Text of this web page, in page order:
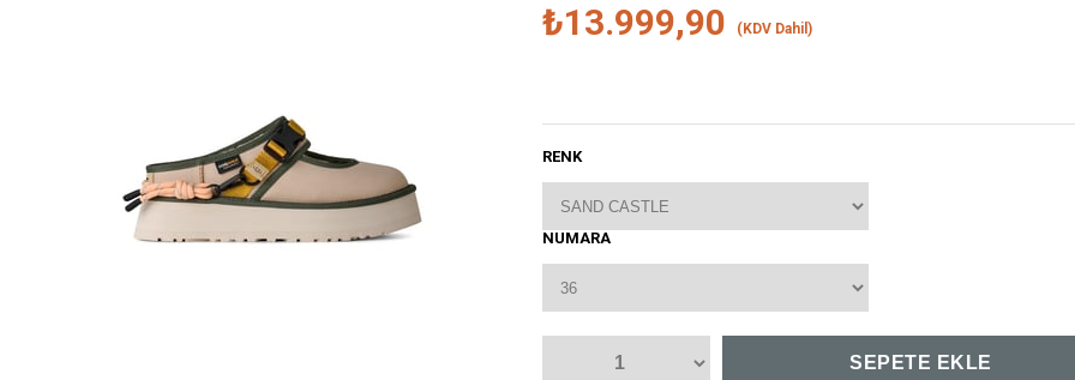
₺13.999,90 (KDV Dahil)
RENK
NUMARA